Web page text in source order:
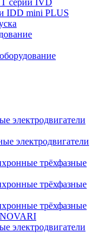
серии IVD
IDD mini PLUS
электродвигатели
электродвигатели
трёхфазные
трёхфазные
трёхфазные
электродвигатели